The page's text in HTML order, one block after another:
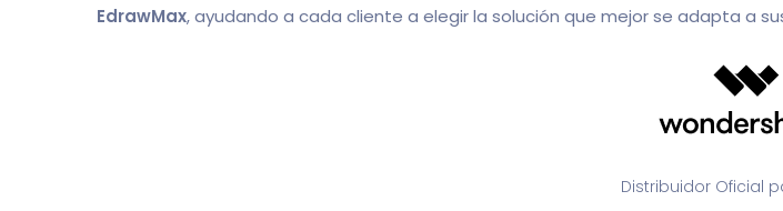
EdrawMax, ayudando a cada cliente a elegir la solución que mejor se adapta a
Distribuidor Oficial